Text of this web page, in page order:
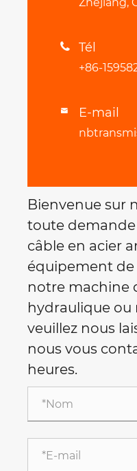
Zhejiang,
 Tél
+86-
 E-mail
Bienvenue sur
toute
câble en acier
équipement de
notre machine
hydraulique ou
veuillez nous
nous vous
heures.